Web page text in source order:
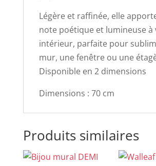
Légère et raffinée, elle
note poétique et lumineuse à
intérieur, parfaite pour
mur, une fenêtre ou une
Disponible en 2 dimensions
Dimensions : 70 cm
Produits similaires